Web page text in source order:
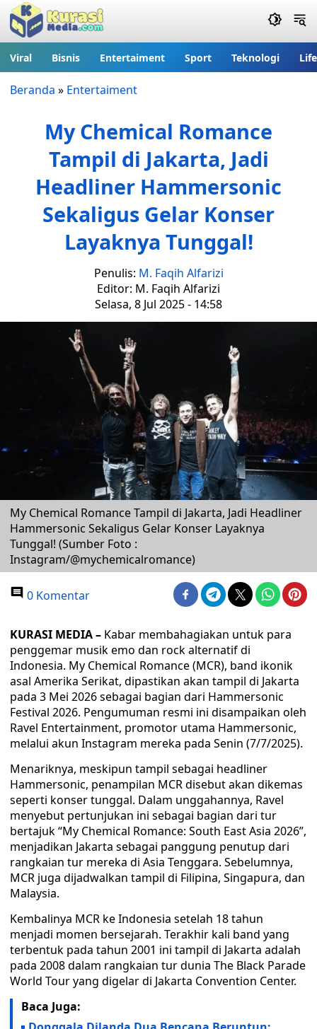
Viral Bisnis Entertaiment Sport Teknologi
Beranda » Entertaiment
My Chemical Romance
Tampil di Jakarta, Jadi
Headliner Hammersonic
Sekaligus Gelar Konser
Layaknya Tunggal!
Penulis: M. Faqih Alfarizi
Editor: M. Faqih Alfarizi
Selasa, 8 Jul 2025 - 14:58
My Chemical Romance Tampil di Jakarta, Jadi Headliner
Hammersonic Sekaligus Gelar Konser Layaknya
Tunggal! (Sumber Foto :
Instagram/@mychemicalromance)
0 Komentar
KURASI MEDIA – Kabar membahagiakan untuk para
penggemar musik emo dan rock alternatif di
Indonesia. My Chemical Romance (MCR), band ikonik
asal Amerika Serikat, dipastikan akan tampil di Jakarta
pada 3 Mei 2026 sebagai bagian dari Hammersonic
Festival 2026. Pengumuman resmi ini disampaikan oleh
Ravel Entertainment, promotor utama Hammersonic,
melalui akun Instagram mereka pada Senin (7/7/2025).
Menariknya, meskipun tampil sebagai headliner
Hammersonic, penampilan MCR disebut akan dikemas
seperti konser tunggal. Dalam unggahannya, Ravel
menyebut pertunjukan ini sebagai bagian dari tur
bertajuk “My Chemical Romance: South East Asia 2026”,
menjadikan Jakarta sebagai panggung penutup dari
rangkaian tur mereka di Asia Tenggara. Sebelumnya,
MCR juga dijadwalkan tampil di Filipina, Singapura, dan
Malaysia.
Kembalinya MCR ke Indonesia setelah 18 tahun
menjadi momen bersejarah. Terakhir kali band yang
terbentuk pada tahun 2001 ini tampil di Jakarta adalah
pada 2008 dalam rangkaian tur dunia The Black Parade
World Tour yang digelar di Jakarta Convention Center.
Baca Juga: